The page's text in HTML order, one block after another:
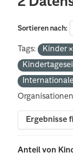
Sortieren nach
Tags: Kinder
Ergebnisse
Anteil von